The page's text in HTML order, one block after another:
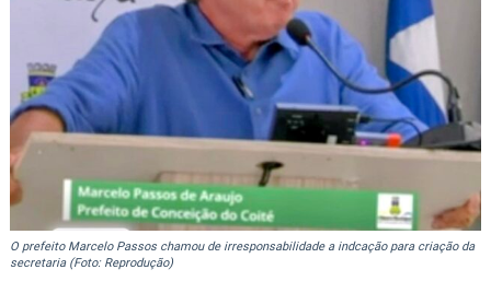
O prefeito Marcelo Passos chamou de irresponsabilidade a indcação para criação da
secretaria (Foto: Reprodução)